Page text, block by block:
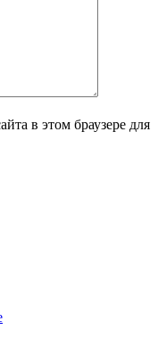
в этом браузере для